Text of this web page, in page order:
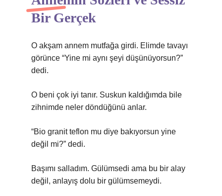
Bir Gerçek
O akşam annem mutfağa girdi. Elimde tavayı
görünce “Yine mi aynı şeyi düşünüyorsun?”
dedi.
O beni çok iyi tanır. Suskun kaldığımda bile
zihnimde neler döndüğünü anlar.
“Bio granit teflon mu diye bakıyorsun yine
değil mi?” dedi.
Başımı salladım. Gülümsedi ama bu bir alay
değil, anlayış dolu bir gülümsemeydi.